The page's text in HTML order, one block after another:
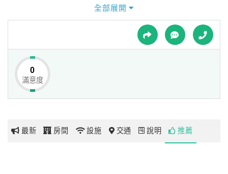
球
網
玩
有機會到陋室歇歇腳，欣賞主人精彩的創作喔。
我愛攝影，包含拍照和錄影，我在攝影裡，更了解我的父
我也愛畫畫，以油畫為首愛，我在學畫時，遇見我摯愛一生
的太太，
也在看孩子們的畫作裡，回想到那學畫畫時的美好戀愛滋
味；
擷取喜愛的角度定格存放在心中，累積每一個感動的時刻；
全部展開
0
滿意度
最新 房間 設施 交通 說明 推薦